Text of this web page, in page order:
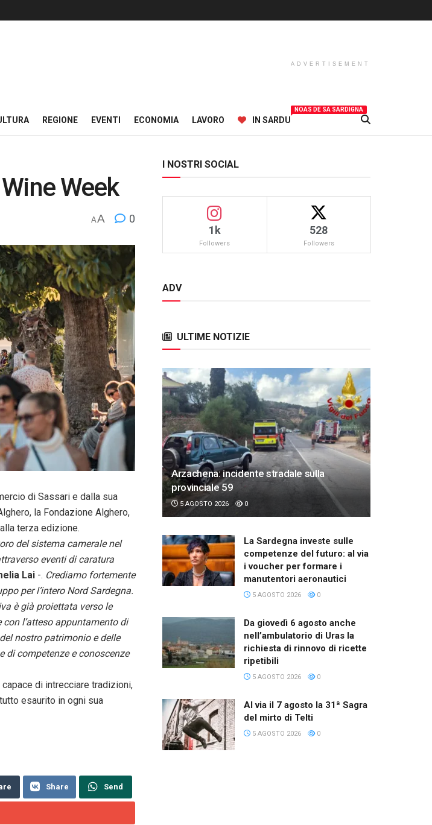
ADVERTISEMENT
REGIONE EVENTI ECONOMIA LAVORO IN SARDU
NOAS DE SA SARDIGNA
Week
AA 0
di Sassari e dalla sua
la Fondazione Alghero,
terza edizione.
del sistema camerale nel
eventi di caratura
Lai -. Crediamo fortemente
per l’intero Nord Sardegna.
è già proiettata verso le
l’atteso appuntamento di
nostro patrimonio e delle
di competenze e conoscenze
di intrecciare tradizioni,
esaurito in ogni sua
Share Send
I NOSTRI SOCIAL
1k
Followers
528
Followers
ADV
ULTIME NOTIZIE
Arzachena: incidente stradale sulla
provinciale 59
5 AGOSTO 2026 0
La Sardegna investe sulle
competenze del futuro: al via
i voucher per formare i
manutentori aeronautici
5 AGOSTO 2026 0
Da giovedì 6 agosto anche
nell’ambulatorio di Uras la
richiesta di rinnovo di ricette
ripetibili
5 AGOSTO 2026 0
Al via il 7 agosto la 31ª Sagra
del mirto di Telti
5 AGOSTO 2026 0